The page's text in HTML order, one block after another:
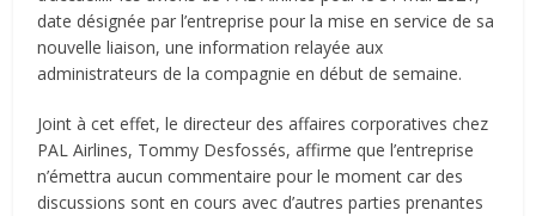
date désignée par l’entreprise pour la mise en service de sa
nouvelle liaison, une information relayée aux
administrateurs de la compagnie en début de semaine.
Joint à cet effet, le directeur des affaires corporatives chez
PAL Airlines, Tommy Desfossés, affirme que l’entreprise
n’émettra aucun commentaire pour le moment car des
discussions sont en cours avec d’autres parties prenantes